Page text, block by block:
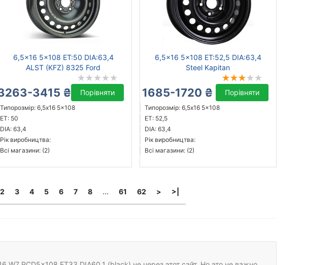
6,5x16 5x108 ET:50 DIA:63,4
ALST (KFZ) 8325 Ford
3415 ₴ Порівняти
Типорозмір: 6,5x16 5x108
ET: 50
DIA: 63,4
Рік виробництва:
Всі магазини: (2)
6,5x16 5x108 ET:52,5 DIA:63,4
Steel Kapitan
1685-1720 ₴ Порівняти
Типорозмір: 6,5x16 5x108
ET: 52,5
DIA: 63,4
Рік виробництва:
Всі магазини: (2)
2 3 4 5 6 7 8 ... 61 62 > >|